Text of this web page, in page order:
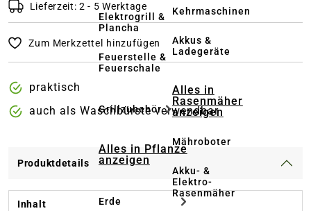
Elektrogrill &
Plancha
Feuerstelle &
Feuerschale
Grillzubehör
Alles in Pflanze
anzeigen
Erde
Kehrmaschinen
Akkus &
Ladegeräte
Alles in
Rasenmäher
anzeigen
Mähroboter
Akku- &
Elektro-
Rasenmäher
Lieferzeit: 2 - 5 Werktage
Zum Merkzettel hinzufügen
praktisch
auch als Waschbürste verwendbar
Produktdetails
Inhalt